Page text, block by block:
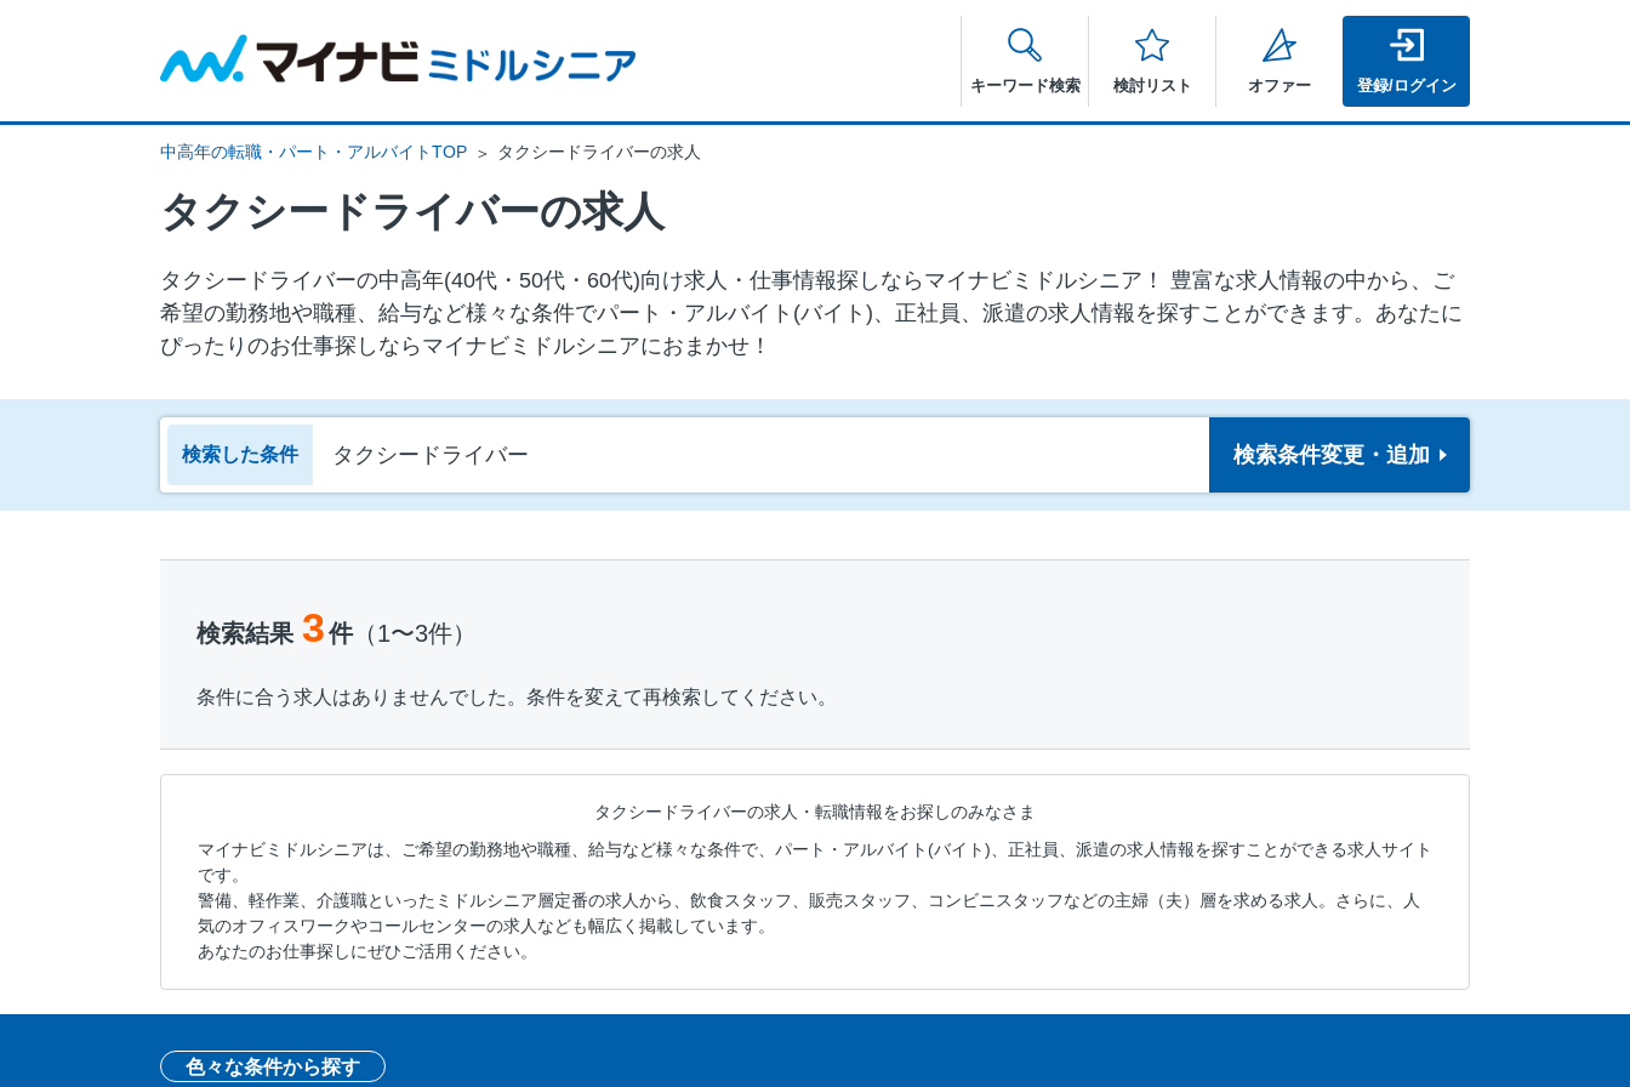
キーワード検索 検討リスト オファー 登録/ログイン
中高年の転職・パート・アルバイトTOP タクシードライバーの求人
タクシードライバーの求人
タクシードライバーの中⾼年(40代・50代・60代)向け求⼈・仕事情報探しならマイナビミドルシニア！ 豊富な求人情報の中から、ご
希望の勤務地や職種、給与など様々な条件でパート・アルバイト(バイト)、正社員、派遣の求人情報を探すことができます。あなたに
ぴったりのお仕事探しならマイナビミドルシニアにおまかせ！
検索した条件 タクシードライバー 検索条件変更・追加
検索結果 3件（1〜3件）
条件に合う求人はありませんでした。条件を変えて再検索してください。
タクシードライバーの求人・転職情報をお探しのみなさま
マイナビミドルシニアは、ご希望の勤務地や職種、給与など様々な条件で、パート・アルバイト(バイト)、正社員、派遣の求人情報を探すことができる求人サイト
です。
警備、軽作業、介護職といったミドルシニア層定番の求人から、飲食スタッフ、販売スタッフ、コンビニスタッフなどの主婦（夫）層を求める求人。さらに、人
気のオフィスワークやコールセンターの求人なども幅広く掲載しています。
あなたのお仕事探しにぜひご活用ください。
色々な条件から探す